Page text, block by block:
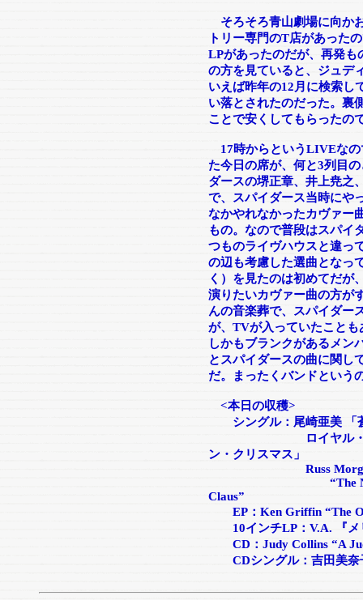
そろそろ青山劇場に向か
トリー専門のT店があった
LPがあったのだが、再発も
の方を見ていると、ジュデ
いえば昨年の12月に検索し
い落とされたのだった。裏
ことで安くしてもらったの
17時からというLIVEなの
た今日の席が、何と3列目
ダースの堺正章、井上尭之
で、スパイダース当時にや
なかやれなかったカヴァー
もの。なので普段はスパイ
つものライヴハウスと違っ
の辺も考慮した選曲となっ
く）を見たのは初めてだが
演りたいカヴァー曲の方が
んの音楽葬で、スパイダー
が、TVが入っていたこと
しかもブランクがあるメン
とスパイダースの曲に関し
だ。まったくバンドという
<本日の収穫>
シングル：尾崎亜美 「蒼
ロイヤル・フィル
ン・クリスマス」
Russ
“The Night
Claus”
EP：Ken Griffin “The
10インチLP：V.A. 『メ
CD：Judy Collins “A
CDシングル：吉田美奈